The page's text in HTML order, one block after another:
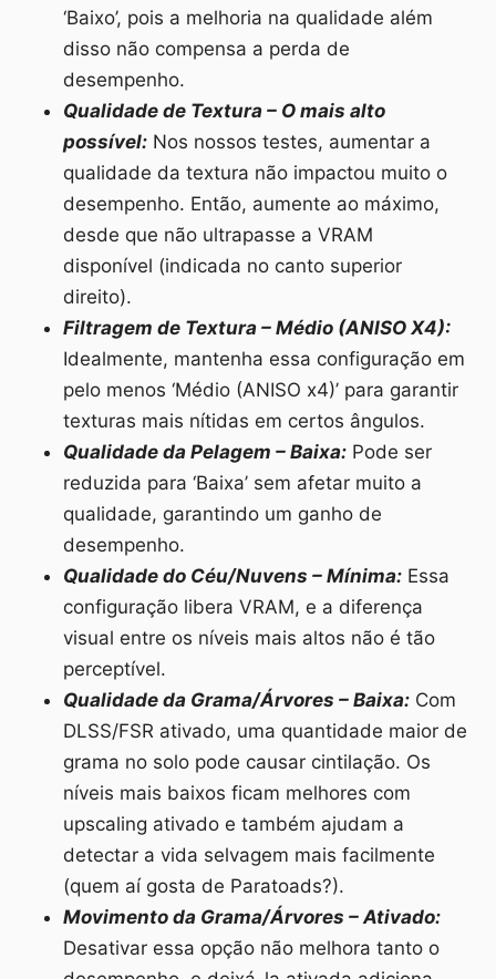
‘Baixo’, pois a melhoria na qualidade além
disso não compensa a perda de
desempenho.
Qualidade de Textura – O mais alto
possível: Nos nossos testes, aumentar a
qualidade da textura não impactou muito o
desempenho. Então, aumente ao máximo,
desde que não ultrapasse a VRAM
disponível (indicada no canto superior
direito).
Filtragem de Textura – Médio (ANISO X4):
Idealmente, mantenha essa configuração em
pelo menos ‘Médio (ANISO x4)’ para garantir
texturas mais nítidas em certos ângulos.
Qualidade da Pelagem – Baixa: Pode ser
reduzida para ‘Baixa’ sem afetar muito a
qualidade, garantindo um ganho de
desempenho.
Qualidade do Céu/Nuvens – Mínima: Essa
configuração libera VRAM, e a diferença
visual entre os níveis mais altos não é tão
perceptível.
Qualidade da Grama/Árvores – Baixa: Com
DLSS/FSR ativado, uma quantidade maior de
grama no solo pode causar cintilação. Os
níveis mais baixos ficam melhores com
upscaling ativado e também ajudam a
detectar a vida selvagem mais facilmente
(quem aí gosta de Paratoads?).
Movimento da Grama/Árvores – Ativado:
Desativar essa opção não melhora tanto o